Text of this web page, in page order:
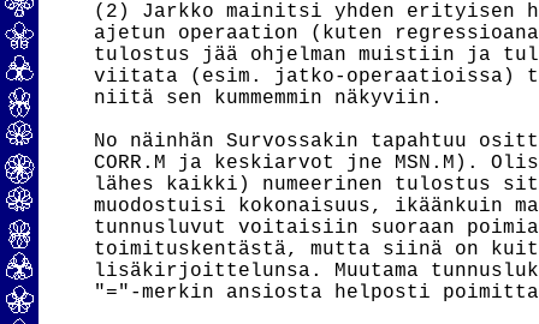
(2) Jarkko mainitsi yhden erityisen
ajetun operaation (kuten
tulostus jää ohjelman muistiin ja
viitata (esim. jatko-operaatioissa)
niitä sen kummemmin näkyviin.
No näinhän Survossakin tapahtuu
CORR.M ja keskiarvot jne
lähes kaikki) numeerinen tulostus
muodostuisi kokonaisuus,
tunnusluvut voitaisiin suoraan
toimituskentästä, mutta siinä on
lisäkirjoittelunsa. Muutama
"="-merkin ansiosta helposti